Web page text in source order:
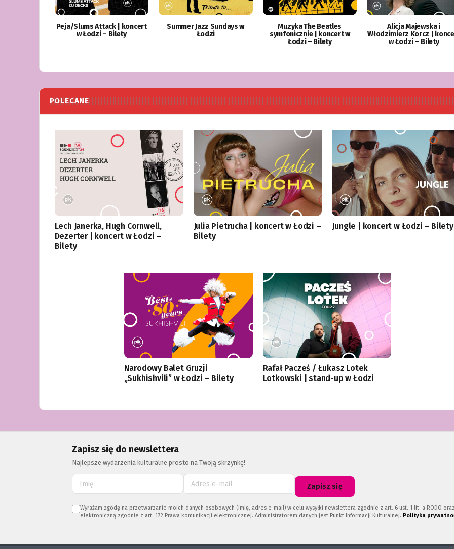
Peja/Slums Attack | koncert
w Łodzi – Bilety
Summer Jazz Sundays w
Łodzi
Muzyka The Beatles
symfonicznie | koncert w
Łodzi – Bilety
Alicja Majewska i
Włodzimierz Korcz |
w Łodzi – Bilety
POLECANE
Lech Janerka, Hugh Cornwell,
Dezerter | koncert w Łodzi –
Bilety
Julia Pietrucha | koncert w Łodzi –
Bilety
Jungle | koncert w Łodzi – Bilety
Narodowy Balet Gruzji
„Sukhishvili” w Łodzi – Bilety
Rafał Pacześ / Łukasz Lotek
Lotkowski | stand-up w Łodzi
Zapisz się do newslettera
Najlepsze wydarzenia kulturalne prosto na Twoją skrzynkę!
Zapisz się
Wyrażam zgodę na przetwarzanie moich danych osobowych (imię, adres e-mail) w celu wysyłki newslettera zgodnie z art. 6 ust. 1 lit. a RODO
elektroniczną zgodnie z art. 172 Prawa komunikacji elektronicznej. Administratorem danych jest Punkt Informacji Kulturalnej. Polityka